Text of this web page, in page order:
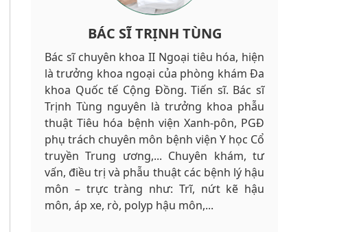
BÁC SĨ TRỊNH TÙNG
Bác sĩ chuyên khoa II Ngoại tiêu hóa, hiện
là trưởng khoa ngoại của phòng khám Đa
khoa Quốc tế Cộng Đồng. Tiến sĩ. Bác sĩ
Trịnh Tùng nguyên là trưởng khoa phẫu
thuật Tiêu hóa bệnh viện Xanh-pôn, PGĐ
phụ trách chuyên môn bệnh viện Y học Cổ
truyền Trung ương,... Chuyên khám, tư
vấn, điều trị và phẫu thuật các bệnh lý hậu
môn – trực tràng như: Trĩ, nứt kẽ hậu
môn, áp xe, rò, polyp hậu môn,...